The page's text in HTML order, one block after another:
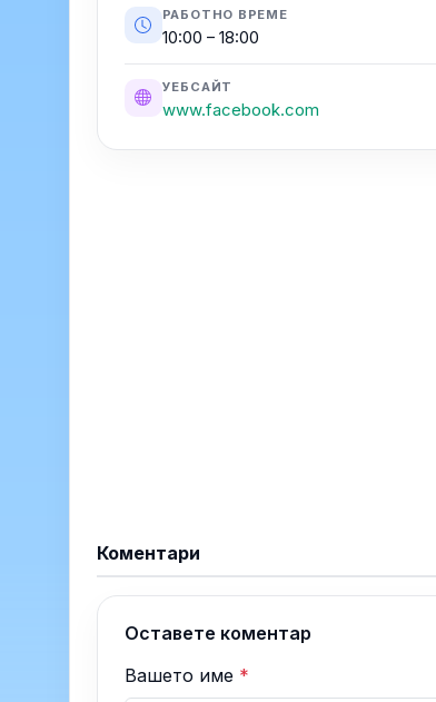
РАБОТНО ВРЕМЕ
10:00 – 18:00
УЕБСАЙТ
www.facebook.com
Коментари
Оставете коментар
Вашето име *